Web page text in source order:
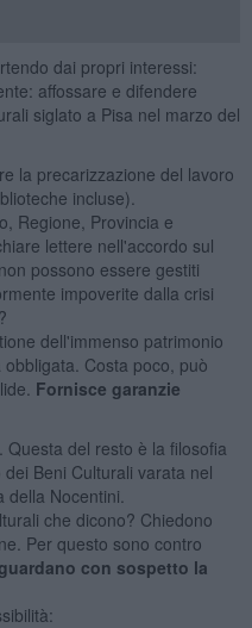
dai propri interessi:
affossare e difendere
siglato a Pisa nel marzo del
la precarizzazione del lavoro
incluse).
Regione, Provincia e
lettere nell'accordo sul
possono essere gestiti
impoverite dalla crisi
dell'immenso patrimonio
Costa poco, può
Fornisce garanzie
del resto è la filosofia
Beni Culturali varata nel
Nocentini.
che dicono? Chiedono
Per questo sono contro
con sospetto la